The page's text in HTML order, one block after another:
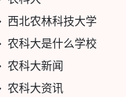
西北农林科技大学
农科大是什么学校
农科大新闻
农科大资讯